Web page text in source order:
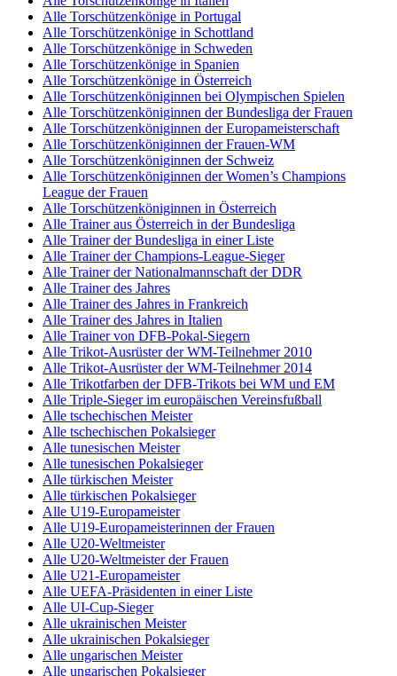
Alle Torschützenkönige in Portugal
Alle Torschützenkönige in Schottland
Alle Torschützenkönige in Schweden
Alle Torschützenkönige in Spanien
Alle Torschützenkönige in Österreich
Alle Torschützenköniginnen bei Olympischen Spielen
Alle Torschützenköniginnen der Bundesliga der Frauen
Alle Torschützenköniginnen der Europameisterschaft
Alle Torschützenköniginnen der Frauen-WM
Alle Torschützenköniginnen der Schweiz
Alle Torschützenköniginnen der Women’s Champions
League der Frauen
Alle Torschützenköniginnen in Österreich
Alle Trainer aus Österreich in der Bundesliga
Alle Trainer der Bundesliga in einer Liste
Alle Trainer der Champions-League-Sieger
Alle Trainer der Nationalmannschaft der DDR
Alle Trainer des Jahres
Alle Trainer des Jahres in Frankreich
Alle Trainer des Jahres in Italien
Alle Trainer von DFB-Pokal-Siegern
Alle Trikot-Ausrüster der WM-Teilnehmer 2010
Alle Trikot-Ausrüster der WM-Teilnehmer 2014
Alle Trikotfarben der DFB-Trikots bei WM und EM
Alle Triple-Sieger im europäischen Vereinsfußball
Alle tschechischen Meister
Alle tschechischen Pokalsieger
Alle tunesischen Meister
Alle tunesischen Pokalsieger
Alle türkischen Meister
Alle türkischen Pokalsieger
Alle U19-Europameister
Alle U19-Europameisterinnen der Frauen
Alle U20-Weltmeister
Alle U20-Weltmeister der Frauen
Alle U21-Europameister
Alle UEFA-Präsidenten in einer Liste
Alle UI-Cup-Sieger
Alle ukrainischen Meister
Alle ukrainischen Pokalsieger
Alle ungarischen Meister
Alle ungarischen Pokalsieger